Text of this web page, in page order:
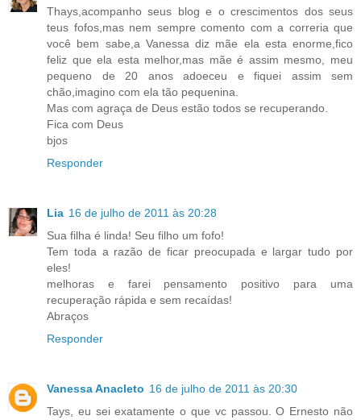
Thays,acompanho seus blog e o crescimentos dos seus
teus fofos,mas nem sempre comento com a correria que
você bem sabe,a Vanessa diz mãe ela esta enorme,fico
feliz que ela esta melhor,mas mãe é assim mesmo, meu
pequeno de 20 anos adoeceu e fiquei assim sem
chão,imagino com ela tão pequenina.
Mas com agraça de Deus estão todos se recuperando.
Fica com Deus
bjos
Responder
Lia 16 de julho de 2011 às 20:28
Sua filha é linda! Seu filho um fofo!
Tem toda a razão de ficar preocupada e largar tudo por
eles!
melhoras e farei pensamento positivo para uma
recuperação rápida e sem recaídas!
Abraços
Responder
Vanessa Anacleto 16 de julho de 2011 às 20:30
Tays, eu sei exatamente o que vc passou. O Ernesto não